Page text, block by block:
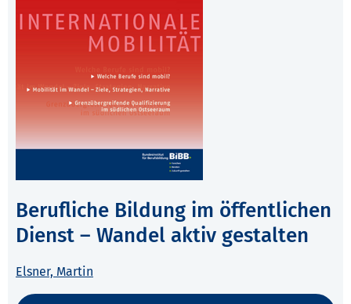
Berufliche Bildung im öffentlichen
Dienst – Wandel aktiv gestalten
Elsner, Martin